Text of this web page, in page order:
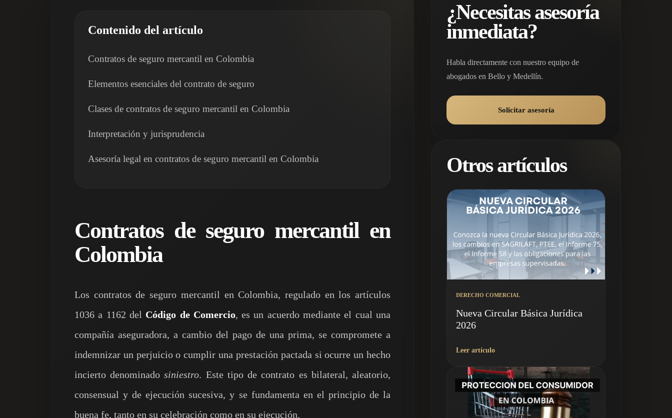
Contenido del artículo
Contratos de seguro mercantil en Colombia
Elementos esenciales del contrato de seguro
Clases de contratos de seguro mercantil en Colombia
Interpretación y jurisprudencia
Asesoría legal en contratos de seguro mercantil en Colombia
Contratos de seguro mercantil en
Colombia
Los contratos de seguro mercantil en Colombia, regulado en los artículos
1036 a 1162 del Código de Comercio, es un acuerdo mediante el cual una
compañía aseguradora, a cambio del pago de una prima, se compromete a
indemnizar un perjuicio o cumplir una prestación pactada si ocurre un hecho
incierto denominadosiniestro. Este tipo de contrato es bilateral, aleatorio,
consensual y de ejecución sucesiva, y se fundamenta en el principio de la
buena fe, tanto en su celebración como en su ejecución.
¿Necesitas asesoría
inmediata?
Habla directamente con nuestro equipo de
abogados en Bello y Medellín.
Solicitar asesoría
Otros artículos
DERECHO COMERCIAL
Nueva Circular Básica Jurídica
2026
Leer artículo